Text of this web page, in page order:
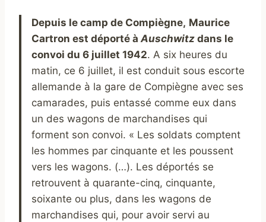
Depuis le camp de Compiègne, Maurice
Cartron est déporté àAuschwitz dans le
convoi du 6 juillet 1942. A six heures du
matin, ce 6 juillet, il est conduit sous escorte
allemande à la gare de Compiègne avec ses
camarades, puis entassé comme eux dans
un des wagons de marchandises qui
forment son convoi. « Les soldats comptent
les hommes par cinquante et les poussent
vers les wagons. (…). Les déportés se
retrouvent à quarante-cinq, cinquante,
soixante ou plus, dans les wagons de
marchandises qui, pour avoir servi au